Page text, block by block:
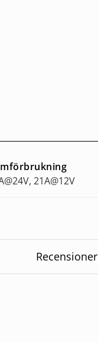
21A@12V
Recensioner